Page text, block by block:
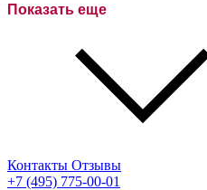
Полусухие вина
Полусладкие вина
Итальянские вина
Показать еще
Контакты Отзывы
+7 (495) 775-00-01